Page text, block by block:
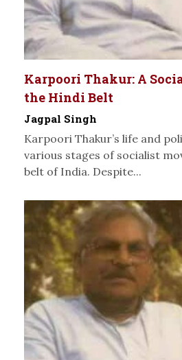
Karpoori Thakur: A
the Hindi Belt
Jagpal Singh
Karpoori Thakur’s life and
various stages of socialist
belt of India. Despite...